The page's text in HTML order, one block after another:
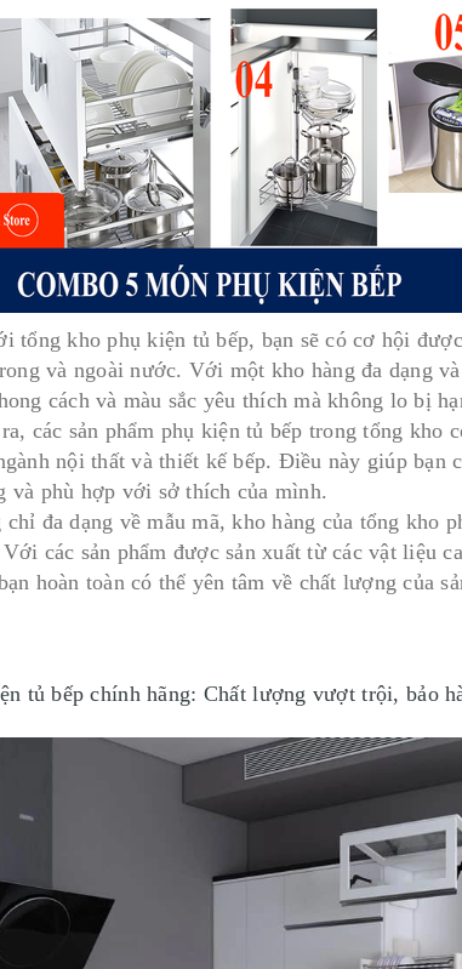
tổng kho phụ kiện tủ bếp, bạn sẽ có cơ hội
và ngoài nước. Với một kho hàng đa dạng
cách và màu sắc yêu thích mà không lo bị
các sản phẩm phụ kiện tủ bếp trong tổng
nội thất và thiết kế bếp. Điều này giúp bạn
và phù hợp với sở thích của mình.
chỉ đa dạng về mẫu mã, kho hàng của tổng kho
các sản phẩm được sản xuất từ các vật liệu
hoàn toàn có thể yên tâm về chất lượng của
tủ bếp chính hãng: Chất lượng vượt trội, bảo